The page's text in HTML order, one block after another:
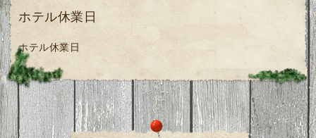
ホテル休業日
ホテル休業日